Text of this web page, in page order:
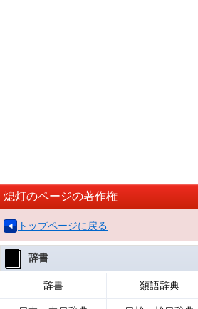
熄灯のページの著作権
トップページに戻る
辞書
辞書 類語辞典